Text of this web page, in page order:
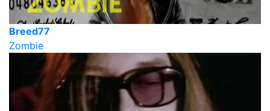
Breed77
Zombie